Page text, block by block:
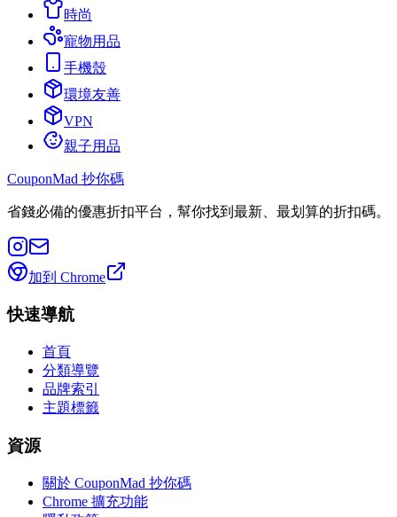
時尚
寵物用品
手機殼
環境友善
VPN
親子用品
CouponMad 抄你碼
省錢必備的優惠折扣平台，幫你找到最新、最划算的折扣碼。
加到 Chrome
快速導航
首頁
分類導覽
品牌索引
主題標籤
資源
關於 CouponMad 抄你碼
Chrome 擴充功能